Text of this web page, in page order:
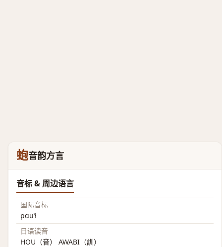
蚫音韵方言
音标 & 周边语言
国际音标
pɑu˥˧
日语读音
HOU（音） AWABI（訓）